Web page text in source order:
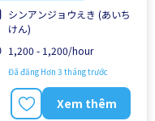
シンアンジョウえき (あいち
けん)
1,200 - 1,200/hour
Đã đăng Hơn 3 tháng trước
Xem thêm